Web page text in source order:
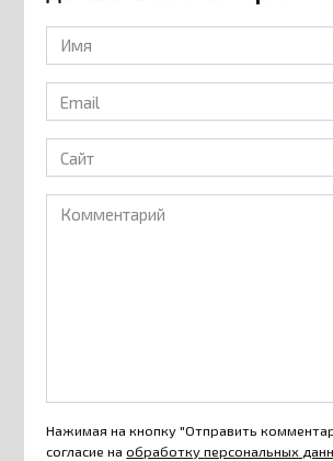
Имя
*
Email
*
Сайт
Комментарий
Нажимая на кнопку "Отправить
согласие наобработку персональных